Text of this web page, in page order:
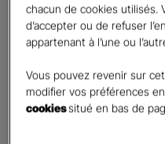
First
Téléphone*
United
States
+1
E-mail*
chacun de cookies utilisés.
d’accepter ou de refuser
appartenant à l’une ou
Vous pouvez revenir sur
modifier vos préférences
cookiessitué en bas de